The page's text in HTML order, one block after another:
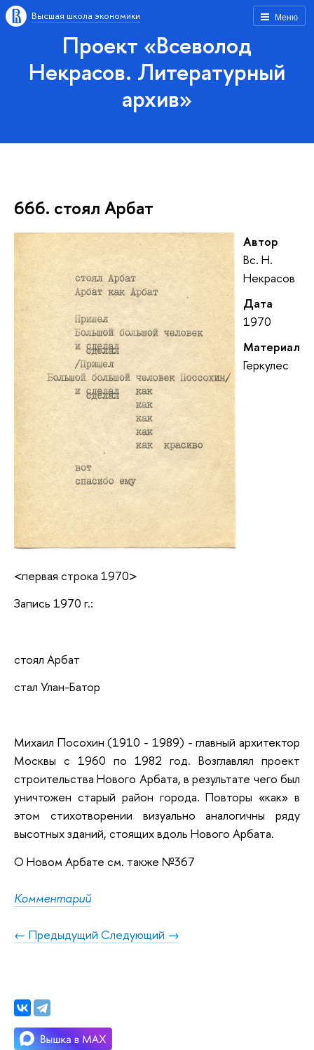
Меню
Высшая школа экономики
Проект «Всеволод
Некрасов. Литературный
архив»
666. стоял Арбат
Автор
Вс. Н.
Некрасов
Дата
1970
Материал
Геркулес
<первая строка 1970>
Запись 1970 г.:
стоял Арбат
стал Улан-Батор
Михаил Посохин (1910 - 1989) - главный архитектор
Москвы с 1960 по 1982 год. Возглавлял проект
строительства Нового Арбата, в результате чего был
уничтожен старый район города. Повторы «как» в
этом стихотворении визуально аналогичны ряду
высотных зданий, стоящих вдоль Нового Арбата.
О Новом Арбате см. также №367
Комментарий
← Предыдущий Следующий →